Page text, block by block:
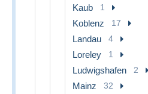
Kaub 1
Koblenz 17
Landau 4
Loreley 1
Ludwigshafen 2
Mainz 32